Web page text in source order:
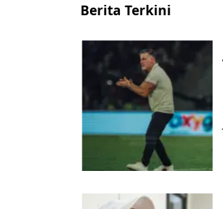
Berita Terkini